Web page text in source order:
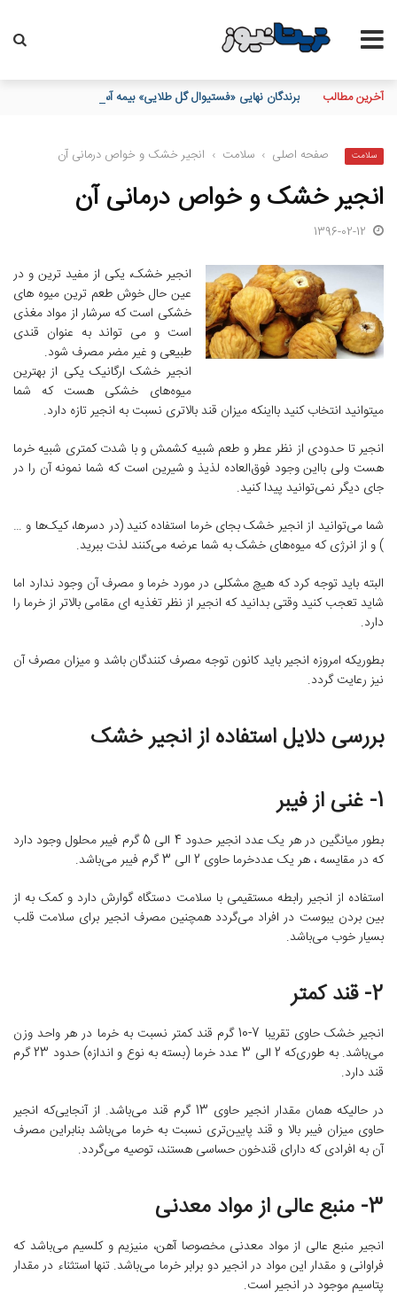
آخرین مطالب برندگان نهایی «فستیوال گل طلایی» بیمه آسیا مشخص شدند
سلامت صفحه اصلی › سلامت › انجیر خشک و خواص درمانی آن
انجیر خشک و خواص درمانی آن
1396-02-12
انجیر خشک، یکی از مفید ترین و در
عین حال خوش طعم ترین میوه های
خشکی است که سرشار از مواد مغذی
است و می تواند به عنوان قندی
طبیعی و غیر مضر مصرف شود.
انجیر خشک ارگانیک یکی از بهترین
میوه‌‌های خشکی هست که شما
میتوانید انتخاب کنید بااینکه میزان قند بالاتری نسبت به انجیر تازه دارد.
انجیر تا حدودی از نظر عطر و طعم شبیه کشمش و با شدت کمتری شبیه خرما
هست ولی بااین وجود فوق‌العاده لذیذ و شیرین است که شما نمونه آن را در
جای دیگر نمی‌توانید پیدا کنید.
شما می‌توانید از انجیر خشک بجای خرما استفاده کنید (در دسرها، کیک‌‌ها و …
) و از انرژی که میوه‌‌های خشک به شما عرضه می‌‌کنند لذت ببرید.
البته باید توجه کرد که هیچ مشکلی در مورد خرما و مصرف آن وجود ندارد اما
شاید تعجب کنید وقتی بدانید که انجیر از نظر تغذیه ای مقامی بالاتر از خرما را
دارد.
بطوریکه امروزه انجیر باید کانون توجه مصرف کنندگان باشد و میزان مصرف آن
نیز رعایت گردد.
بررسی دلایل استفاده از انجیر خشک
1- غنی از فیبر
بطور میانگین در هر یک عدد انجیر حدود 4 الی 5 گرم فیبر محلول وجود دارد
که در مقایسه ، هر یک عددخرما حاوی 2 الی 3 گرم فیبر می‌‌باشد.
استفاده از انجیر رابطه مستقیمی با سلامت دستگاه گوارش دارد و کمک به از
بین بردن یبوست در افراد می‌‌گردد همچنین مصرف انجیر برای سلامت قلب
بسیار خوب می‌‌باشد.
2- قند کمتر
انجیر خشک حاوی تقریبا 7-10 گرم قند کمتر نسبت به خرما در هر واحد وزن
می‌‌باشد. به طوری‌که 2 الی 3 عدد خرما (بسته به نوع و اندازه) حدود 23 گرم
قند دارد.
در حالیکه همان مقدار انجیر حاوی 13 گرم قند می‌‌باشد. از آنجایی‌که انجیر
حاوی میزان فیبر بالا و قند پایین‌تری نسبت به خرما می‌‌باشد بنابراین مصرف
آن به افرادی که دارای قندخون حساسی هستند، توصیه می‌‌گردد.
3- منبع عالی از مواد معدنی
انجیر منبع عالی از مواد معدنی مخصوصا آهن، منیزیم و کلسیم می‌‌باشد که
فراوانی و مقدار این مواد در انجیر دو برابر خرما می‌‌باشد. تنها استثناء در مقدار
پتاسیم موجود در انجیر است.